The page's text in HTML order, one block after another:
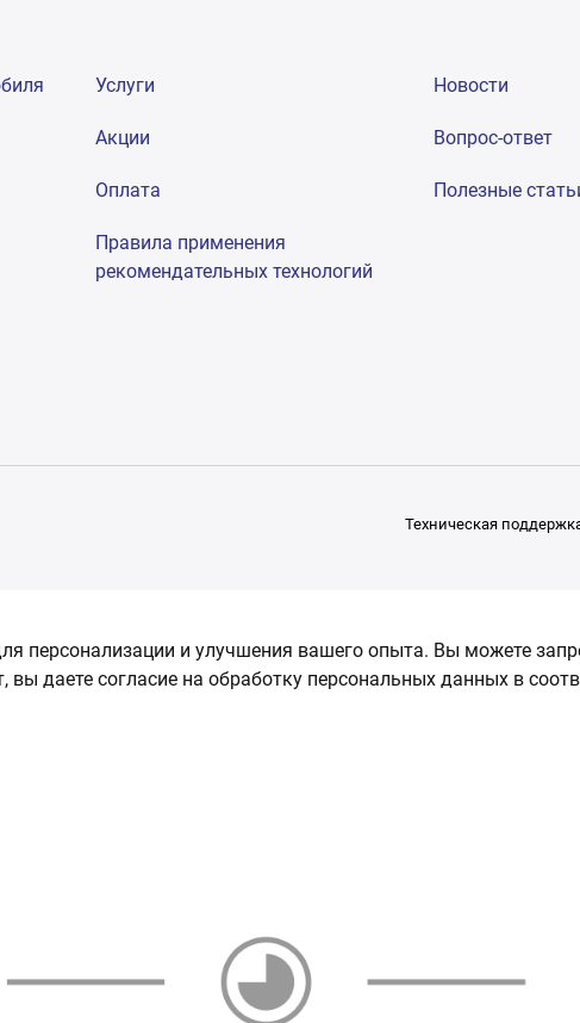
Услуги
Акции
Оплата
Правила применения
рекомендательных технологий
Новости
Вопрос-ответ
Полезные
Техническая
персонализации и улучшения вашего опыта. Вы можете
даете согласие на обработку персональных данных в